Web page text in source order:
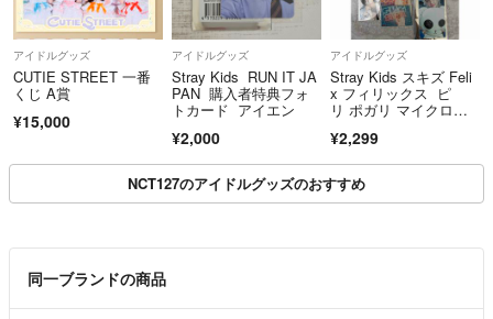
アイドルグッズ
CUTIE STREET 一番
くじ A賞
¥15,000
アイドルグッズ
Stray Kids RUN IT JA
PAN 購入者特典フォ
トカード アイエン
¥2,000
アイドルグッズ
Stray Kids スキズ Feli
x フィリックス ピ
リ ポガリ マイクロキ
ッカーセット
¥2,299
NCT127のアイドルグッズのおすすめ
同一ブランドの商品